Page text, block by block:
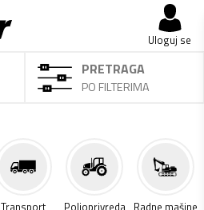
Uloguj se
PRETRAGA
PO FILTERIMA